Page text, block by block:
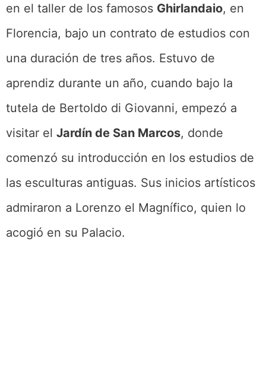
en el taller de los famosos Ghirlandaio, en
Florencia, bajo un contrato de estudios con
una duración de tres años. Estuvo de
aprendiz durante un año, cuando bajo la
tutela de Bertoldo di Giovanni, empezó a
visitar el Jardín de San Marcos, donde
comenzó su introducción en los estudios de
las esculturas antiguas. Sus inicios artísticos
admiraron a Lorenzo el Magnífico, quien lo
acogió en su Palacio.